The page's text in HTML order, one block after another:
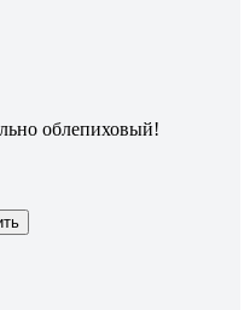
облепиховый!